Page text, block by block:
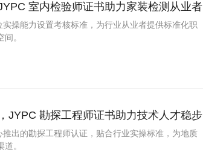
室内检验师证书助力家装检测从业者
操能力设置考核标准，为行业从业者提供标准化职
。
JYPC 勘探工程师证书助力技术人才稳步
出的勘探工程师认证，贴合行业实操标准，为地质
。